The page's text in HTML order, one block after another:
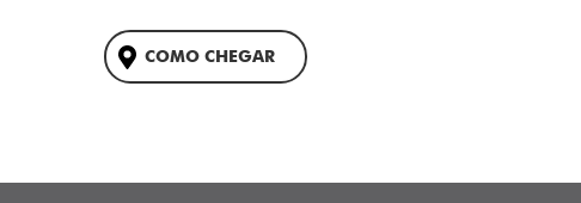
COMO CHEGAR